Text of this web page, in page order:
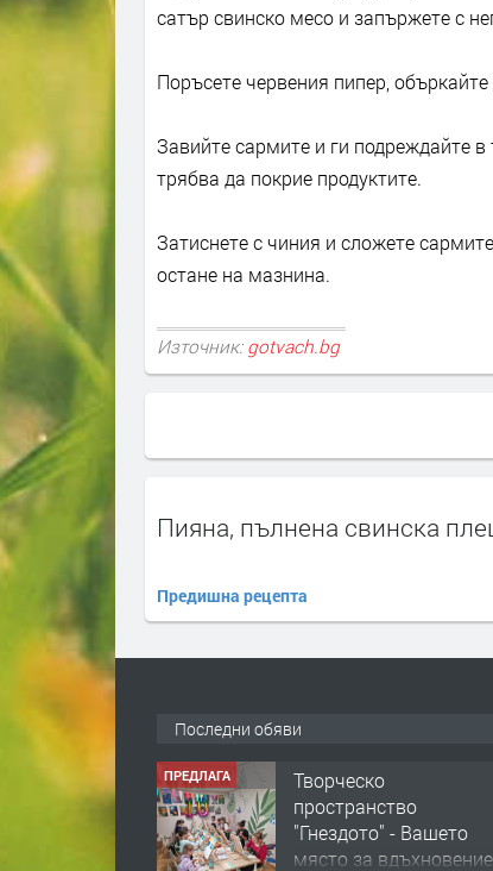
сатър свинско месо и запържете с
Поръсете червения пипер,
Завийте сармите и ги подреждайте в
трябва да покрие продуктите.
Затиснете с чиния и сложете
остане на мазнина.
Източник: gotvach.bg
Пияна, пълнена свинска
Предишна рецепта
Последни обяви
ПРЕДЛАГА
Творческо
пространство
"Гнездото" - Вашето
място за вдъхновение